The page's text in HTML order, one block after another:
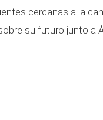
cercanas a la
su futuro junto a